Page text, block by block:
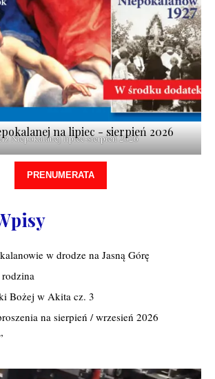
Niepokalanej lipiec-sierpień 2026
na lipiec - sierpień 2026
PRENUMERATA
w drodze na Jasną Górę
Bożej w Akita cz. 3
na sierpień / wrzesień 2026